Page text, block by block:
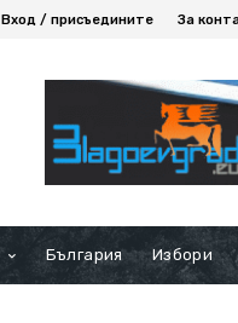
Вход / присъедините За
България Избори